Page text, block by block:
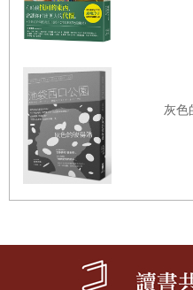
量實在懸殊，那就臥薪嘗膽
以來，日本的偉人多半都是
情，縱觀日本歷史似也不曾
仇故事。唯獨這個〈喀嚓喀
不敢苟同。未免太沒有男子
嚮往正義的人，任誰都會對
請放心，對此我思考了一番
個大美人。而人類當中最殘
灰色